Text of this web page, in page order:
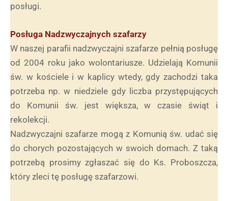
posługi.
Posługa Nadzwyczajnych szafarzy
W naszej parafii nadzwyczajni szafarze pełnią posługę
od 2004 roku jako wolontariusze. Udzielają Komunii
św. w kościele i w kaplicy wtedy, gdy zachodzi taka
potrzeba np. w niedziele gdy liczba przystępujących
do Komunii św. jest większa, w czasie świąt i
rekolekcji.
Nadzwyczajni szafarze mogą z Komunią św. udać się
do chorych pozostających w swoich domach. Z taką
potrzebą prosimy zgłaszać się do Ks. Proboszcza,
który zleci tę posługę szafarzowi.